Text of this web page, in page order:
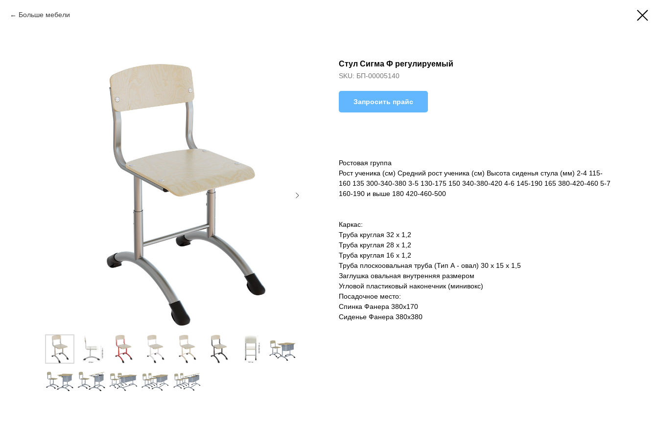
Больше мебели
Стул Сигма Ф регулируемый
SKU: БП-00005140
Запросить прайс
Ростовая группа
Рост ученика (см) Средний рост ученика (см) Высота сиденья стула (мм) 2-4 115-
160 135 300-340-380 3-5 130-175 150 340-380-420 4-6 145-190 165 380-420-460 5-7
160-190 и выше 180 420-460-500
Каркас:
Труба круглая 32 х 1,2
Труба круглая 28 х 1,2
Труба круглая 16 х 1,2
Труба плоскоовальная труба (Тип А - овал) 30 х 15 х 1,5
Заглушка овальная внутренняя размером
Угловой пластиковый наконечник (минивокс)
Посадочное место:
Спинка Фанера 380х170
Сиденье Фанера 380х380